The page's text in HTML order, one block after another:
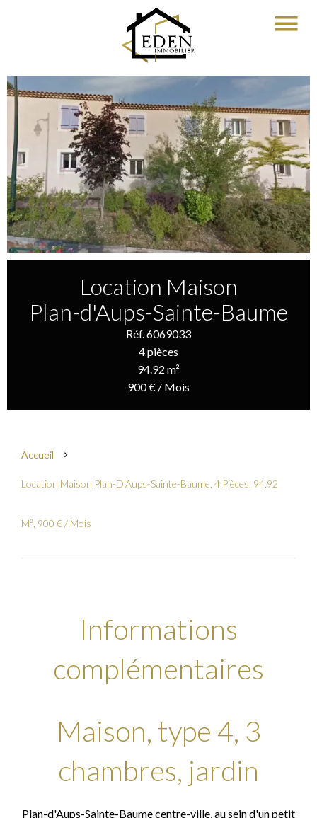
Location Maison
Plan-d'Aups-Sainte-Baume
Réf. 6069033
4 pièces
94.92 m²
900 € / Mois
Accueil
Location Maison Plan-D'Aups-Sainte-Baume, 4 Pièces, 94.92
M², 900 € / Mois
Informations
complémentaires
Maison, type 4, 3
chambres, jardin
Plan-d'Aups-Sainte-Baume centre-ville, au sein d'un petit